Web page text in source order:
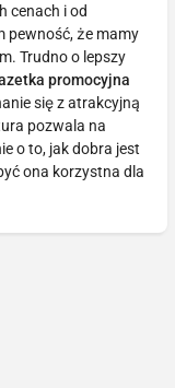
cenach i od
pewność, że mamy
Trudno o lepszy
promocyjna
się z atrakcyjną
pozwala na
o to, jak dobra jest
ona korzystna dla